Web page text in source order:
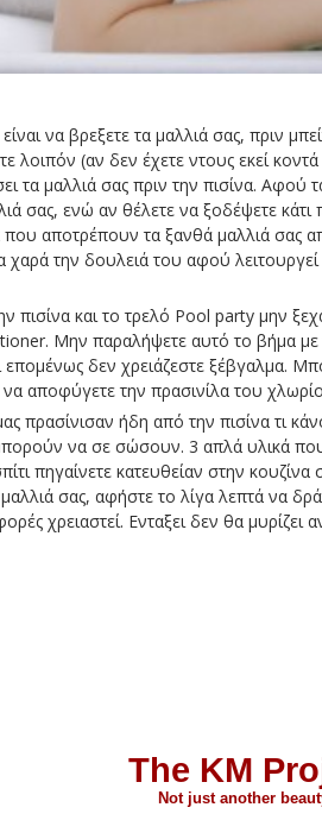
να βρεξετε τα μαλλιά σας, πριν
λοιπόν (αν δεν έχετε ντους εκεί
τα μαλλιά σας πριν την πισίνα. Αφού
σας, ενώ αν θέλετε να ξοδέψετε κάτι
που αποτρέπουν τα ξανθά μαλλιά σας
χαρά την δουλειά του αφού
πισίνα και το τρελό Pool party μην
Μην παραλήψετε αυτό το βήμα με
δεν χρειάζεστε ξέβγαλμα.
αποφύγετε την πρασινίλα του
πρασίνισαν ήδη από την πισίνα τι
να σε σώσουν. 3 απλά υλικά
πηγαίνετε κατευθείαν στην
σας, αφήστε το λίγα λεπτά να
χρειαστεί. Ενταξει δεν θα μυρίζει
The KM
Not just another